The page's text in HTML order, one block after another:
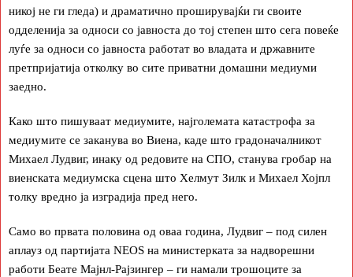
никој не ги гледа) и драматично проширувајќи ги своите
одделенија за односи со јавноста до тој степен што сега повеќе
луѓе за односи со јавноста работат во владата и државните
претпријатија отколку во сите приватни домашни медиуми
заедно.
Како што пишуваат медиумите, најголемата катастрофа за
медиумите се заканува во Виена, каде што градоначалникот
Михаел Лудвиг, инаку од редовите на СПО, станува гробар на
виенската медиумска сцена што Хелмут Зилк и Михаел Хојпл
толку вредно ја изградија пред него.
Само во првата половина од оваа година, Лудвиг – под силен
аплауз од партијата NEOS на министерката за надворешни
работи Беате Мајнл-Рајзингер – ги намали трошоците за